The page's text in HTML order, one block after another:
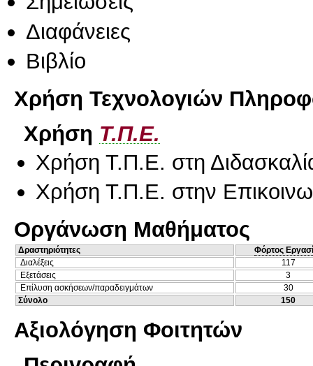
Διαφάνειες
Βιβλίο
Χρήση Τεχνολογιών
Χρήση Τ.Π.Ε.
Χρήση Τ.Π.Ε. στη
Χρήση Τ.Π.Ε. στην
Οργάνωση Μαθήματος
Δραστηριότητες
Φόρτος
Διαλέξεις
117
Εξετάσεις
3
Επίλυση ασκήσεων/παραδειγμάτων
30
Σύνολο
150
Αξιολόγηση Φοιτητών